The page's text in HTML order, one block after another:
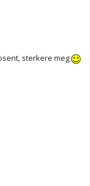
sterkere meg